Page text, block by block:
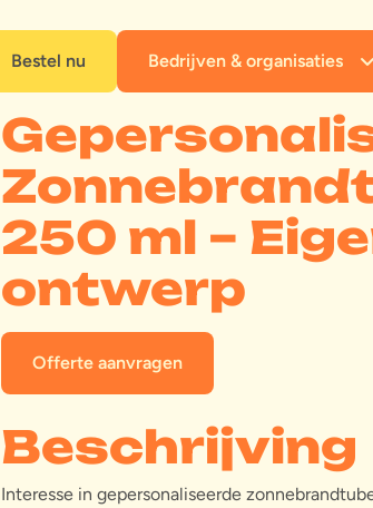
Bestel nu Bedrijven & organisaties
250 ml –
ontwerp
Offerte aanvragen
Beschrijving
Interesse in gepersonaliseerde